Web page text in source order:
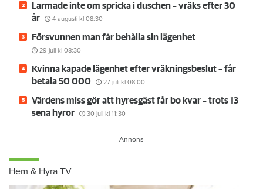
Larmade inte om spricka i duschen – vräks efter 30
år
4 augusti kl 08:30
Försvunnen man får behålla sin lägenhet
29 juli kl 08:30
Kvinna kapade lägenhet efter vräkningsbeslut – får
betala 50 000
27 juli kl 08:00
Värdens miss gör att hyresgäst får bo kvar – trots 13
sena hyror
30 juli kl 11:30
Hem & Hyra TV